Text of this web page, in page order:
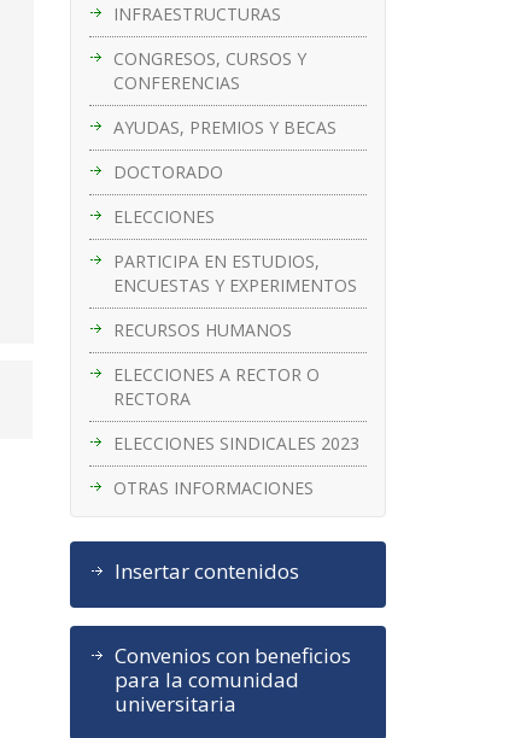
INFRAESTRUCTURAS
CONGRESOS, CURSOS Y
CONFERENCIAS
AYUDAS, PREMIOS Y BECAS
DOCTORADO
ELECCIONES
PARTICIPA EN ESTUDIOS,
ENCUESTAS Y EXPERIMENTOS
RECURSOS HUMANOS
ELECCIONES A RECTOR O
RECTORA
ELECCIONES SINDICALES 2023
OTRAS INFORMACIONES
Insertar contenidos
Convenios con beneficios
para la comunidad
universitaria